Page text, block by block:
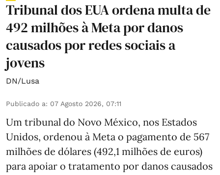
Tribunal dos EUA ordena multa de
492 milhões à Meta por danos
causados por redes sociais a
jovens
DN/Lusa
Publicado a: 07 Agosto 2026, 07:11
Um tribunal do Novo México, nos Estados
Unidos, ordenou à Meta o pagamento de 567
milhões de dólares (492,1 milhões de euros)
para apoiar o tratamento por danos causados